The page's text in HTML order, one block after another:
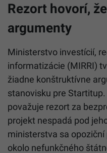
Vyzval ich, aby zvážili,
Spýtal sa ich, či by dali
ciest, mostov a
krajoch, alebo ich
sporný IT kšeft. Bitka o
tak v najbližších dňoch
parlamentných lavíc.
Rezort hovorí,
argumenty